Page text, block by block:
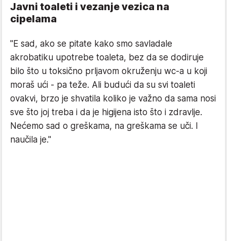
Javni toaleti i vezanje vezica na
cipelama
"E sad, ako se pitate kako smo savladale
akrobatiku upotrebe toaleta, bez da se dodiruje
bilo što u toksično prljavom okruženju wc-a u koji
moraš ući - pa teže. Ali budući da su svi toaleti
ovakvi, brzo je shvatila koliko je važno da sama nosi
sve što joj treba i da je higijena isto što i zdravlje.
Nećemo sad o greškama, na greškama se uči. I
naučila je."